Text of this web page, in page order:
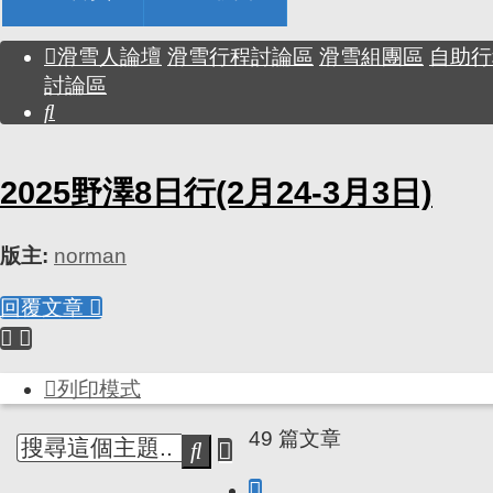
滑雪人論壇 滑雪行程討論區 滑雪組團區 自助
討論區
2025野澤8日行(2月24-3月3日)
版主: norman
回覆文章
列印模式
搜 進
階
49 篇文章
上